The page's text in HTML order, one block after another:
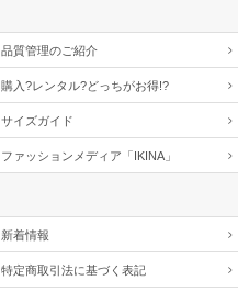
品質管理のご紹介
購入?レンタル?どっちがお得!?
サイズガイド
ファッションメディア「IKINA」
新着情報
特定商取引法に基づく表記